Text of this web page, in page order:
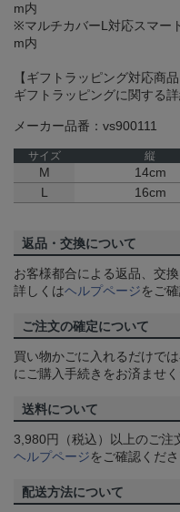
m内
※マルチカバーL対応スマー
m内
【ギフトラッピング対応商品
ギフトラッピングに関する
メーカー品番：vs900111
サイズ 縦
M 14cm
L
16cm
返品・交換について
お客様都合による返品、交
詳しくはヘルプページをご
ご注文の確定について
買い物かごに入れるだけで
にご購入手続きをお済ませく
送料について
3,980円（税込）以上のご注
ヘルプページをご確認くださ
配送方法について